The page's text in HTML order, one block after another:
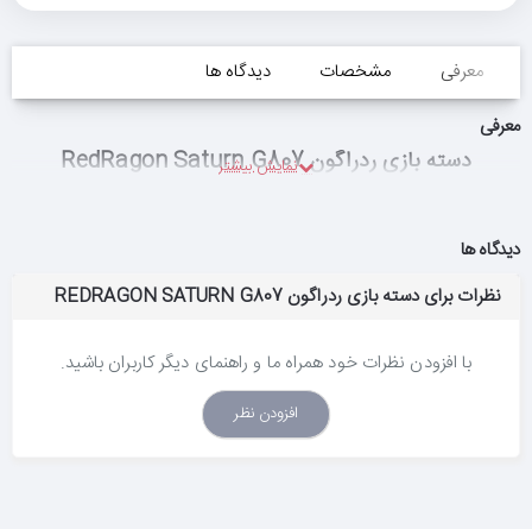
معرفی مشخصات
دیدگاه ها
معرفی
دسته بازی ردراگون RedRagon Saturn G807
دیدگاه ها
نظرات برای دسته بازی ردراگون REDRAGON SATURN G807
با افزودن نظرات خود همراه ما و راهنمای دیگر کاربران باشید.
افزودن نظر